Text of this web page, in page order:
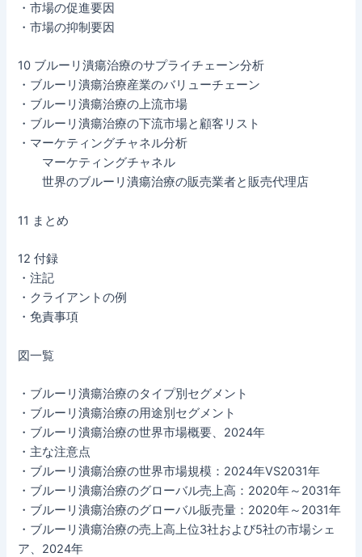
・市場の促進要因
・市場の抑制要因
10 ブルーリ潰瘍治療のサプライチェーン分析
・ブルーリ潰瘍治療産業のバリューチェーン
・ブルーリ潰瘍治療の上流市場
・ブルーリ潰瘍治療の下流市場と顧客リスト
・マーケティングチャネル分析
マーケティングチャネル
世界のブルーリ潰瘍治療の販売業者と販売代理店
11 まとめ
12 付録
・注記
・クライアントの例
・免責事項
図一覧
・ブルーリ潰瘍治療のタイプ別セグメント
・ブルーリ潰瘍治療の用途別セグメント
・ブルーリ潰瘍治療の世界市場概要、2024年
・主な注意点
・ブルーリ潰瘍治療の世界市場規模：2024年VS2031年
・ブルーリ潰瘍治療のグローバル売上高：2020年～2031年
・ブルーリ潰瘍治療のグローバル販売量：2020年～2031年
・ブルーリ潰瘍治療の売上高上位3社および5社の市場シェ
ア、2024年